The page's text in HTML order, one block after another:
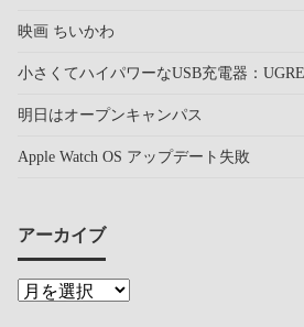
映画 ちいかわ
小さくてハイパワーなUSB充電器：
明日はオープンキャンパス
Apple Watch OS アップデート失敗
アーカイブ